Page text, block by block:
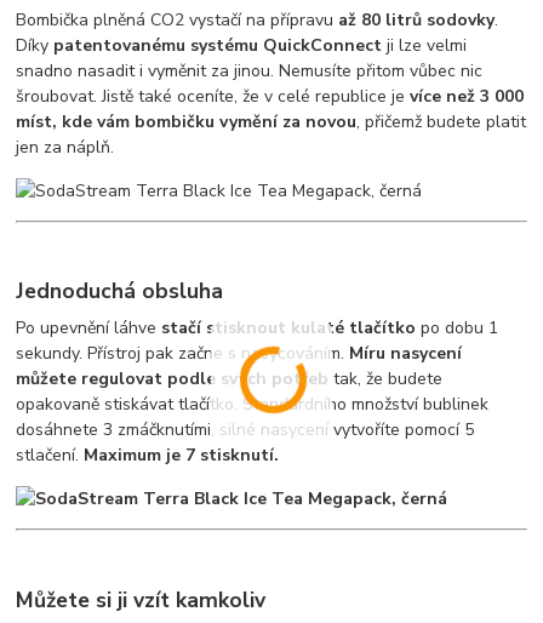
Bombička plněná CO2 vystačí na přípravu až 80 litrů sodovky.
Díky patentovanému systému QuickConnect ji lze velmi
snadno nasadit i vyměnit za jinou. Nemusíte přitom vůbec nic
šroubovat. Jistě také oceníte, že v celé republice jevíce než 3 000
míst, kde vám bombičku vymění za novou, přičemž budete platit
jen za náplň.
Jednoduchá obsluha
Po upevnění láhve stačí stisknout kulaté tlačítko po dobu 1
sekundy. Přístroj pak začne s nasycováním. Míru nasycení
můžete regulovat podle svých potřeb tak, že budete
opakovaně stiskávat tlačítko. Standardního množství bublinek
dosáhnete 3 zmáčknutími, silné nasycení vytvoříte pomocí 5
stlačení. Maximum je 7 stisknutí.
Můžete si ji vzít kamkoliv